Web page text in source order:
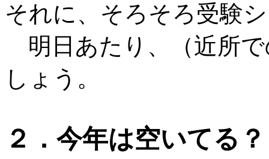
それに、そろそろ受験
明日あたり、（近所
しょう。
２．今年は空いてる？